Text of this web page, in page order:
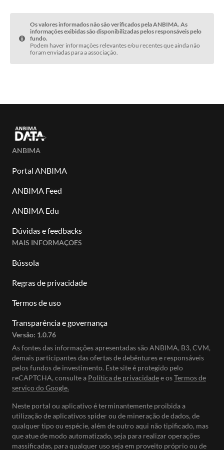
Os valores informados não são verificados pela ANBIMA. As
informações exibidas são disponibilizadas pelos responsáveis pelo
fundo.
Podem haver informações relevantes e/ou recentes que ainda não
foram enviadas para a associação.
ANBIMA
Portal ANBIMA
ANBIMA Feed
ANBIMA Edu
Dúvidas e feedbacks
MAIS INFORMAÇÕES
Bússola
Regras de privacidade
Termos de uso
Transparência e governança
Versão: 1.0.76
As fontes das informações apresentadas são ANBIMA, B3, CVM,
demais participantes das ofertas de debêntures e responsáveis
pelos fundos de investimento. Este site é protegido pelo
reCAPTCHA, consulte a Política de privacidadee osTermos de
serviço do Google.
Neste portal ou aplicativo é terminantemente proibida a
utilização de aplicativos spider ou de mineração de dados, de
qualquer tipo ou espécie, além de outro aqui não tipificado, mas
que atue de modo automatizado, seja para realizar operações
massificadas, para qualquer uso seja em proveito próprio ou de